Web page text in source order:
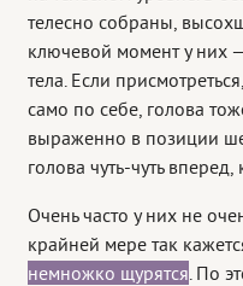
телесно собраны,
ключевой момент у них
тела. Если
само по себе, голова
выраженно в позиции
голова чуть-чуть
Очень часто у них не
крайней мере так
немножко щурятся. По